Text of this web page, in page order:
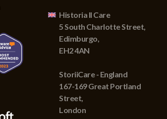
Historia II Care
5 South Charlotte Street,
Edimburgo,
EH2 4AN
StoriiCare - England
167-169 Great Portland
Street,
London